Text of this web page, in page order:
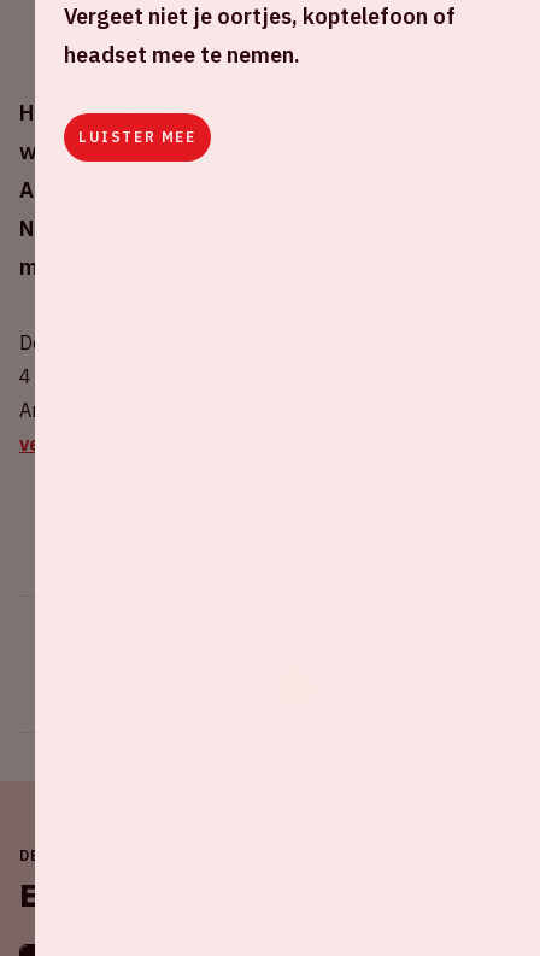
Het Nederlands elftal speelt in 2020 zijn
wedstrijden op eigen bodem in de Johan Cruijff
ArenA. De tweede thuiswedstrijd in de UEFA
Nations League zal tegen Italië zijn en wordt op
maandag 7 september om 20.45 uur gespeeld.
De Nations League-wedstrijden Nederland-Polen (vrijdag
4 september) en Nederland-Italië in de Johan Cruijff
ArenA worden definitief zonder publiek gespeeld.
verder
DE JOHAN CRUIJFF ARENA IS ALTIJD IN BEWEGING
Binnenkort in de ArenA
Vergeet niet je oortjes, koptelefoon of
headset mee te nemen.
LUISTER MEE